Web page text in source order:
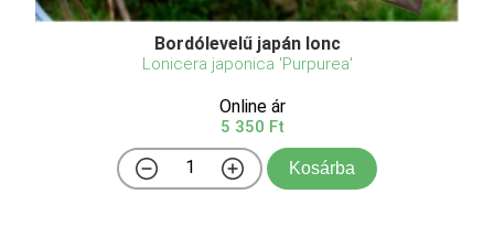
Bordólevelű japán lonc
Lonicera japonica 'Purpurea'
Online ár
5 350 Ft
Kosárba